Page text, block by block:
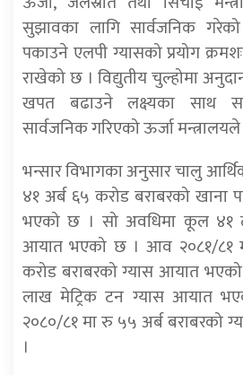
सुझावका लागि सार्वजनिक
पकाउने एलपी ग्यासको प्रयोग
राखेको छ । विद्युतीय चुल्होमा
खपत बढाउने लक्ष्यका साथ
सार्वजनिक गरिएको ऊर्जा मन्त्रालयले
भन्सार विभागका अनुसार चालु
४१ अर्ब ६५ करोड बराबरको
भएको छ । सो अवधिमा कूल ४१
आयात भएको छ । आव २०८१/८१
करोड बराबरको ग्यास आयात
लाख मेट्रिक टन ग्यास आयात
२०८०/८१ मा रु ५५ अर्ब बराबरको
।